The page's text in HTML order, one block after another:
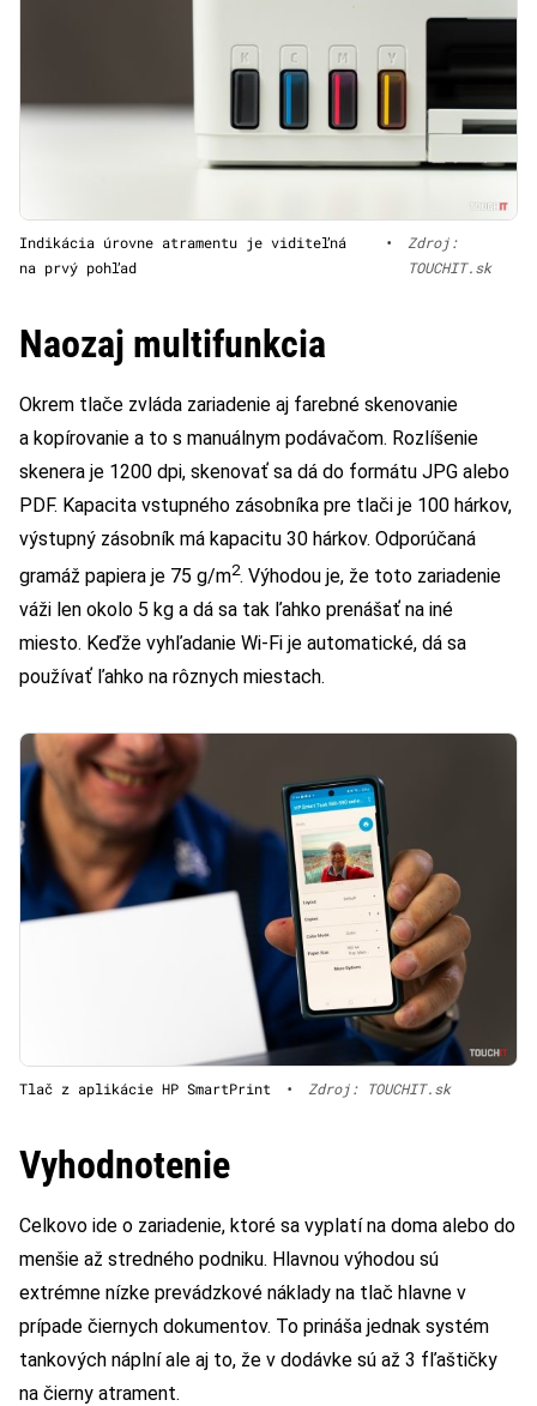
Indikácia úrovne atramentu je viditeľná
na prvý pohľad
•
Zdroj:
TOUCHIT.sk
Naozaj multifunkcia
Okrem tlače zvláda zariadenie aj farebné skenovanie
a kopírovanie a to s manuálnym podávačom. Rozlíšenie
skenera je 1200 dpi, skenovať sa dá do formátu JPG alebo
PDF. Kapacita vstupného zásobníka pre tlači je 100 hárkov,
výstupný zásobník má kapacitu 30 hárkov. Odporúčaná
gramáž papiera je 75 g/m2. Výhodou je, že toto zariadenie
váži len okolo 5 kg a dá sa tak ľahko prenášať na iné
miesto. Keďže vyhľadanie Wi-Fi je automatické, dá sa
používať ľahko na rôznych miestach.
Tlač z aplikácie HP SmartPrint • Zdroj: TOUCHIT.sk
Vyhodnotenie
Celkovo ide o zariadenie, ktoré sa vyplatí na doma alebo do
menšie až stredného podniku. Hlavnou výhodou sú
extrémne nízke prevádzkové náklady na tlač hlavne v
prípade čiernych dokumentov. To prináša jednak systém
tankových náplní ale aj to, že v dodávke sú až 3 fľaštičky
na čierny atrament.